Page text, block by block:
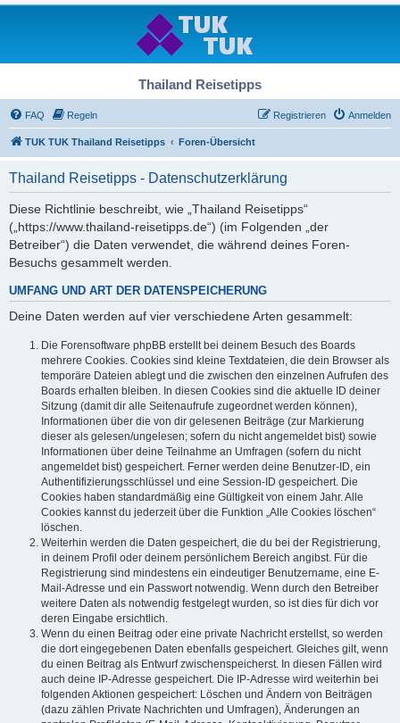
Thailand Reisetipps
FAQ Regeln Anmelden
Registrieren
TUK TUK Thailand Reisetipps Foren-Übersicht
Thailand Reisetipps - Datenschutzerklärung
Diese Richtlinie beschreibt, wie „Thailand Reisetipps“
(„https://www.thailand-reisetipps.de“) (im Folgenden „der
Betreiber“) die Daten verwendet, die während deines Foren-
Besuchs gesammelt werden.
UMFANG UND ART DER DATENSPEICHERUNG
Deine Daten werden auf vier verschiedene Arten gesammelt:
Die Forensoftware phpBB erstellt bei deinem Besuch des Boards
mehrere Cookies. Cookies sind kleine Textdateien, die dein Browser als
temporäre Dateien ablegt und die zwischen den einzelnen Aufrufen des
Boards erhalten bleiben. In diesen Cookies sind die aktuelle ID deiner
Sitzung (damit dir alle Seitenaufrufe zugeordnet werden können),
Informationen über die von dir gelesenen Beiträge (zur Markierung
dieser als gelesen/ungelesen; sofern du nicht angemeldet bist) sowie
Informationen über deine Teilnahme an Umfragen (sofern du nicht
angemeldet bist) gespeichert. Ferner werden deine Benutzer-ID, ein
Authentifizierungsschlüssel und eine Session-ID gespeichert. Die
Cookies haben standardmäßig eine Gültigkeit von einem Jahr. Alle
Cookies kannst du jederzeit über die Funktion „Alle Cookies löschen“
löschen.
Weiterhin werden die Daten gespeichert, die du bei der Registrierung,
in deinem Profil oder deinem persönlichem Bereich angibst. Für die
Registrierung sind mindestens ein eindeutiger Benutzername, eine E-
Mail-Adresse und ein Passwort notwendig. Wenn durch den Betreiber
weitere Daten als notwendig festgelegt wurden, so ist dies für dich vor
deren Eingabe ersichtlich.
Wenn du einen Beitrag oder eine private Nachricht erstellst, so werden
die dort eingegebenen Daten ebenfalls gespeichert. Gleiches gilt, wenn
du einen Beitrag als Entwurf zwischenspeicherst. In diesen Fällen wird
auch deine IP-Adresse gespeichert. Die IP-Adresse wird weiterhin bei
folgenden Aktionen gespeichert: Löschen und Ändern von Beiträgen
(dazu zählen Private Nachrichten und Umfragen), Änderungen an